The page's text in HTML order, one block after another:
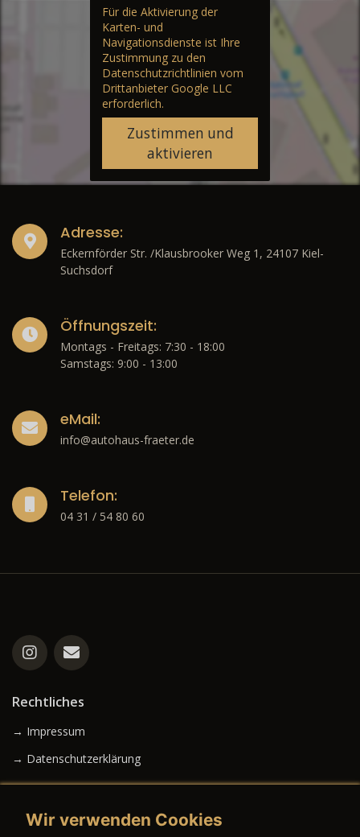
Für die Aktivierung der
Karten- und
Navigationsdienste ist Ihre
Zustimmung zu den
Datenschutzrichtlinien vom
Drittanbieter Google LLC
erforderlich.
Zustimmen und
aktivieren
Adresse:
Eckernförder Str. /Klausbrooker Weg 1, 24107 Kiel-
Suchsdorf
Öffnungszeit:
Montags - Freitags: 7:30 - 18:00
Samstags: 9:00 - 13:00
eMail:
info@autohaus-fraeter.de
Telefon:
04 31 / 54 80 60
Rechtliches
→ Impressum
→ Datenschutzerklärung
Wir verwenden Cookies